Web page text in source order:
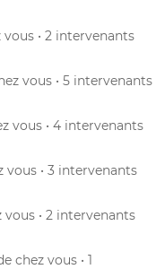
vous • 2 intervenants
vous • 5 intervenants
vous • 4 intervenants
vous • 3 intervenants
vous • 2 intervenants
chez vous • 1